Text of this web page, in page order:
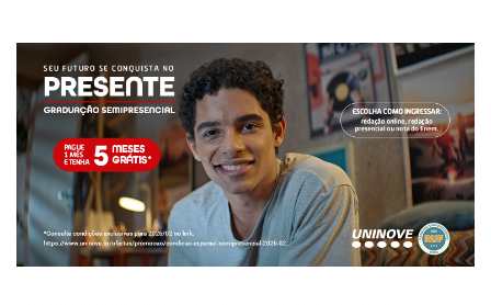
RESIDÊNCIA MÉDICA
TRANSFERÊNCIA
VOLTE A SER 10
ESPECIALIZAÇÃO E MBA
RESIDÊNCIA MÉDICA
GRADUAÇÃO
ESPECIALIZAÇÃO E MBA
MESTRADO E DOUTORADO
RADAR UNINOVE
AVALIAÇÃO INSTITUCIONAL
FALE CONOSCO
DIRETORIA DE PESQUISA
BIBLIOTECA
UNIDADES
FACULDADES
FACULDADE NOVE DE JULHO DE BAURU
PROMOÇÕES